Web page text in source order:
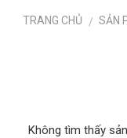
TRANG CHỦ / SẢN
Không tìm thấy